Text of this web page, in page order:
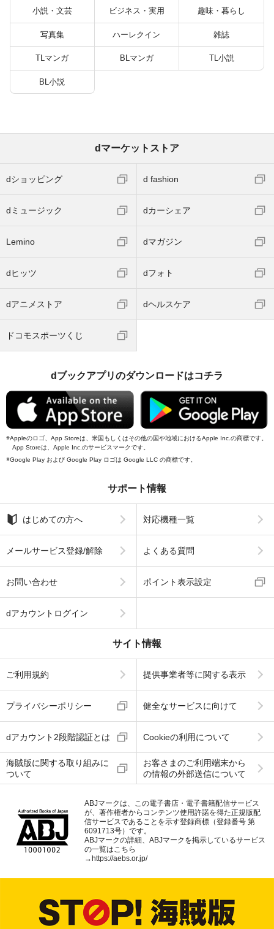
（２３）
小説・文芸 ビジネス・実用 趣味・暮らし
写真集 ハーレクイン 雑誌
TLマンガ BLマンガ TL小説
BL小説
dマーケットストア
dショッピング d fashion
dミュージック dカーシェア
Lemino dマガジン
dヒッツ dフォト
dアニメストア dヘルスケア
ドコモスポーツくじ
dブックアプリのダウンロードはコチラ
Appleのロゴ、App Storeは、米国もしくはその他の国や地域におけるApple Inc.の商標です。
App Storeは、Apple Inc.のサービスマークです。
Google Play および Google Play ロゴは Google LLC の商標です。
サポート情報
はじめての方へ 対応機種一覧
メールサービス登録/解除 よくある質問
お問い合わせ ポイント表示設定
dアカウントログイン
サイト情報
ご利用規約 提供事業者等に関する表示
プライバシーポリシー 健全なサービスに向けて
dアカウント2段階認証とは Cookieの利用について
海賊版に関する取り組みに
ついて
お客さまのご利用端末から
の情報の外部送信について
ABJマークは、この電子書店・電子書籍配信サービス
が、著作権者からコンテンツ使用許諾を得た正規版配
信サービスであることを示す登録商標（登録番号 第
6091713号）です。
ABJマークの詳細、ABJマークを掲示しているサービス
の一覧はこちら
→ https://aebs.or.jp/